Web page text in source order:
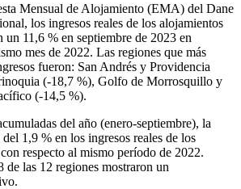
Mensual de Alojamiento (EMA) del Dane
los ingresos reales de los alojamientos
11,6 % en septiembre de 2023 en
mes de 2022. Las regiones que más
fueron: San Andrés y Providencia
(-18,7 %), Golfo de Morrosquillo y
(-14,5 %).
del año (enero-septiembre), la
1,9 % en los ingresos reales de los
respecto al mismo período de 2022.
de las 12 regiones mostraron un